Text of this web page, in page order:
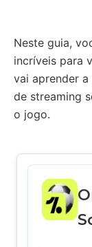
Neste guia,
incríveis para
vai aprender
de streaming
o jogo.